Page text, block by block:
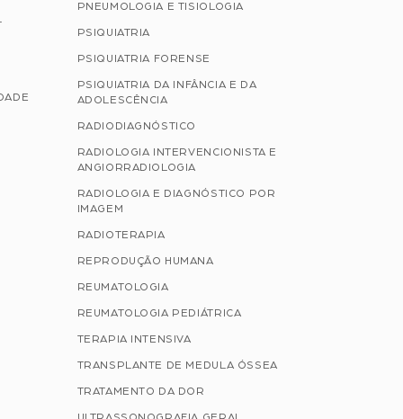
PNEUMOLOGIA E TISIOLOGIA
PSIQUIATRIA
PSIQUIATRIA FORENSE
PSIQUIATRIA DA INFÂNCIA E DA
ADOLESCÊNCIA
RADIODIAGNÓSTICO
RADIOLOGIA INTERVENCIONISTA E
ANGIORRADIOLOGIA
RADIOLOGIA E DIAGNÓSTICO POR
IMAGEM
RADIOTERAPIA
REPRODUÇÃO HUMANA
REUMATOLOGIA
REUMATOLOGIA PEDIÁTRICA
TERAPIA INTENSIVA
TRANSPLANTE DE MEDULA ÓSSEA
TRATAMENTO DA DOR